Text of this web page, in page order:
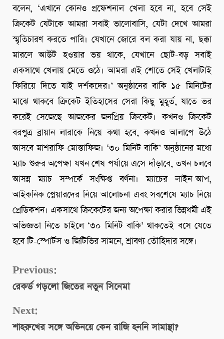
বলেন, ‘এখানে কোনও প্রফেশনাল খেলা হবে না, হবে সেই
ক্রিকেট যেটাকে আমরা সবাই ভালোবাসি, যেটা দেখে আমরা
স্মৃতিচারণ করতে পারি। যেখানে জোরে বল করা যায় না, ছক্কা
মারলে আউট হওয়ার ভয় থাকে, যেখানে ছোট-বড় সবাই
একসাথে খেলায় মেতে ওঠে। আমরা এই শোতে সেই খেলাটাই
ফিরিয়ে দিতে যাই দর্শকদের।’ অনুষ্ঠানের বাকি ১৫ মিনিটের
মাঝে থাকবে ক্রিকেট ইতিহাসের সেরা কিছু মুহূর্ত, যাতে ভর
করেই সেজেছে আজকের জনপ্রিয় ক্রিকেট। কখনও ক্রিকেট
বরপুত্র ব্রায়ান লারাকে নিয়ে কথা হবে, কখনও আলাপে উঠে
আসবে মাশরাফি-মোস্তাফিজ। ‘৩০ মিনিট বাকি’ অনুষ্ঠানের মধ্যে
ম্যাচ শুরুর অপেক্ষা যখন শেষ পর্যায়ে এসে দাঁড়াবে, তখন চলবে
আসন্ন ম্যাচ সম্পর্কে সংক্ষিপ্ত বর্ণনা। ম্যাচের লাইন-আপ,
আইকনিক প্লেয়ারদের নিয়ে আলোচনা এবং সবশেষে ম্যাচ নিয়ে
প্রেডিকশন। একসাথে ক্রিকেটের জন্য অপেক্ষা করার ভিন্নধর্মী এই
অভিজ্ঞতা নিতে চাইলে ‘৩০ মিনিট বাকি’ থাকতেই বসে যেতে
হবে টি-স্পোর্টস ও জিটিভির সামনে, শ্রাবণ্য তৌহিদার সঙ্গে।
Continue
Reading
Previous:
রেকর্ড গড়লো জিতের নতুন সিনেমা
Next:
শাহরুখের সঙ্গে অভিনয়ে কেন রাজি হননি সামান্থা?